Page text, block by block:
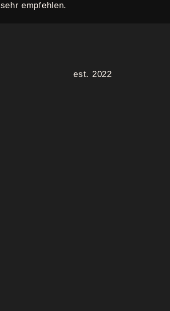
empfehlen.
est. 2022